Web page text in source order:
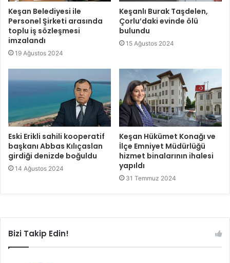
Keşan Belediyesi ile
Personel Şirketi arasında
toplu iş sözleşmesi
imzalandı
19 Ağustos 2024
Keşanlı Burak Taşdelen,
Çorlu’daki evinde ölü
bulundu
15 Ağustos 2024
Eski Erikli sahili kooperatif
başkanı Abbas Kılıçaslan
girdiği denizde boğuldu
14 Ağustos 2024
Keşan Hükümet Konağı ve
İlçe Emniyet Müdürlüğü
hizmet binalarının ihalesi
yapıldı
31 Temmuz 2024
Bizi Takip Edin!